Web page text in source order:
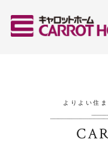
よりよい住